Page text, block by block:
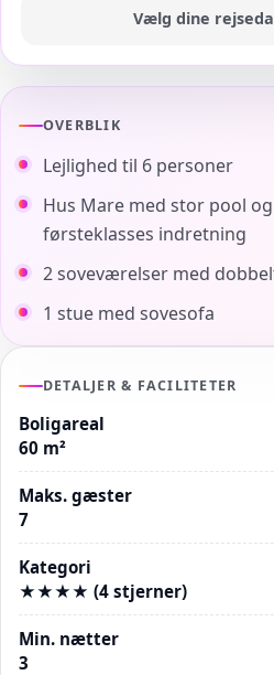
OVERBLIK
Lejlighed til 6 personer
Hus Mare med stor pool og
førsteklasses indretning
2 soveværelser med
1 stue med sovesofa
DETALJER & FACILITETER
Boligareal
60 m²
Maks. gæster
7
Kategori
★★★★ (4 stjerner)
Min. nætter
3
Vælg dine